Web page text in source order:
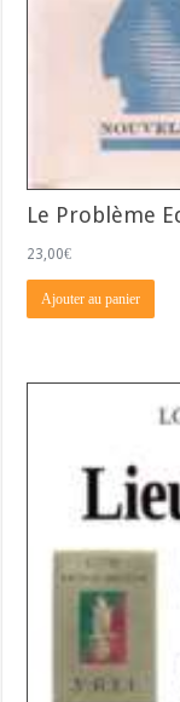
Le Problème
23,00€
Ajouter au panier